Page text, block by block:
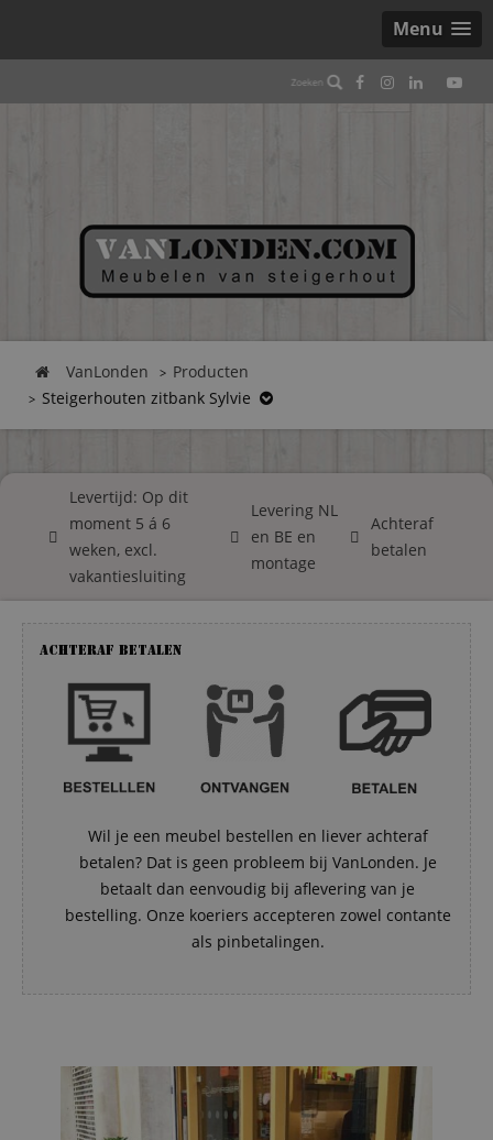
Menu
VanLonden
Producten
Steigerhouten zitbank Sylvie
Levertijd: Op dit
moment 5 á 6
weken, excl.
vakantiesluiting
Levering NL
en BE en
montage
Achteraf
betalen
Achteraf betalen
Wil je een meubel bestellen en liever achteraf
betalen? Dat is geen probleem bij VanLonden. Je
betaalt dan eenvoudig bij aflevering van je
bestelling. Onze koeriers accepteren zowel contante
als pinbetalingen.